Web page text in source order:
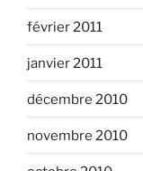
février 2011
janvier 2011
décembre 2010
novembre 2010